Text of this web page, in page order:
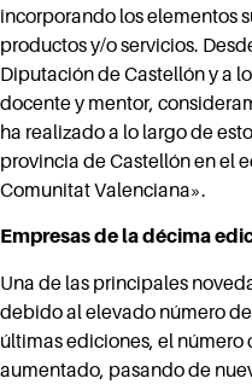
incorporando los elementos
productos y/o servicios.
Diputación de Castellón y a
docente y mentor,
ha realizado a lo largo de
provincia de Castellón en el
Comunitat Valenciana».
Empresas de la décima
Una de las principales
debido al elevado número
últimas ediciones, el número
aumentado, pasando de